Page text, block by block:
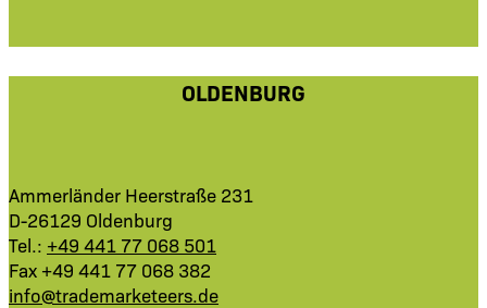
OLDENBURG
Ammerländer Heerstraße 231
D-26129 Oldenburg
Tel.: +49 441 77 068 501
Fax +49 441 77 068 382
info@trademarketeers.de